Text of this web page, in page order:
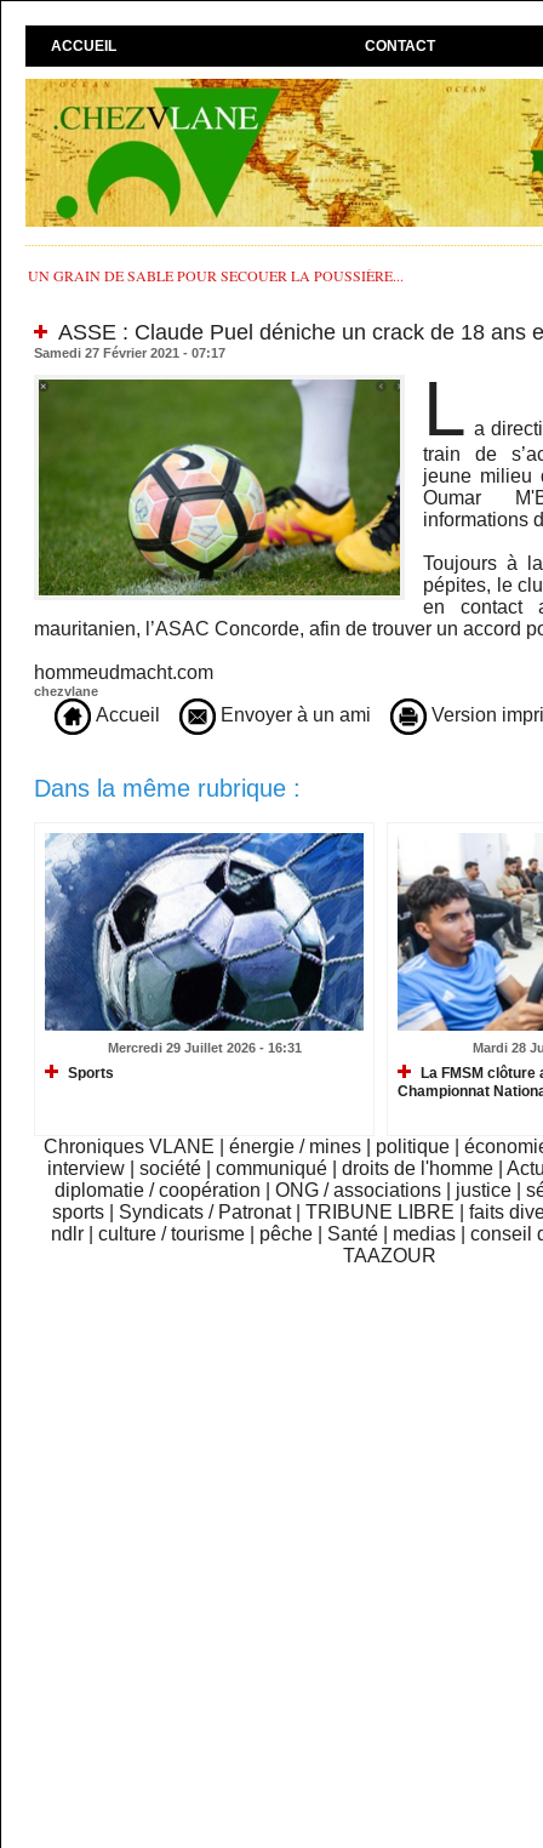
ACCUEIL CONTACT
UN GRAIN DE SABLE POUR SECOUER LA POUSSIÈRE...
ASSE : Claude Puel déniche un crack de 18 ans
Samedi 27 Février 2021 - 07:17
L a
train de
jeune milieu
Oumar
informations
Toujours à
pépites, le
en contact
mauritanien, l’ASAC Concorde, afin de trouver un accord
hommeudmacht.com
chezvlane
Accueil Envoyer à un ami Version
Dans la même rubrique :
Mercredi 29 Juillet 2026 - 16:31
Sports
Mardi 28
La FMSM
Championnat
Chroniques VLANE énergie / mines politique
interview
|société |communiqué |droits de l'homme |
diplomatie / coopération
ONG / associations justice
sports
Syndicats / Patronat TRIBUNE LIBRE
faits
ndlr
|culture / tourisme pêche Santé medias |conseil
TAAZOUR